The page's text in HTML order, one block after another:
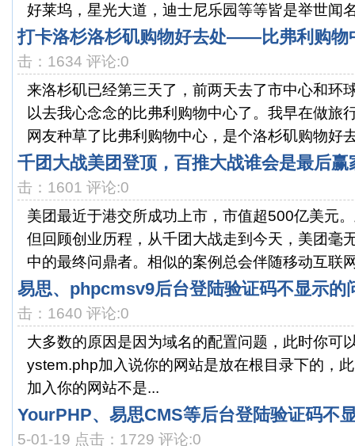
好莱坞，星光大道，迪士尼乐园等等皆是举世闻
打卡洛杉洛杉矶购物好去处——比弗利购物
击：1634 评论:0
来洛杉矶已经第三天了，前两天去了市中心和环
以去我心念念的比弗利购物中心了。我早在做旅
网友种草了比弗利购物中心，是个洛杉矶购物好
千团大战美团登顶，百推大战谁会是最后赢
击：1601 评论:0
美团最近于港交所成功上市，市值超500亿美元
但回顾创业历程，从千团大战走到今天，美团毫
中的最终问鼎者。相似的案例总会伴随移动互联
易思、phpcmsv9后台登陆验证码不显示的
击：1640 评论:0
大多数的原因是因为域名的配置问题，此时你可
ystem.php加入说你的网站是放在根目录下的，
加入你的网站不是...
YourPHP、易思CMS等后台登陆验证码不
5-01-19 点击：1729 评论:0